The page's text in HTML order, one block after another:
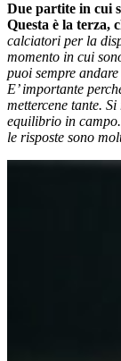
Due partite in cui
Questa è la terza,
calciatori per la
momento in cui
puoi sempre
E’ importante
mettercene tante.
equilibrio in
le risposte sono